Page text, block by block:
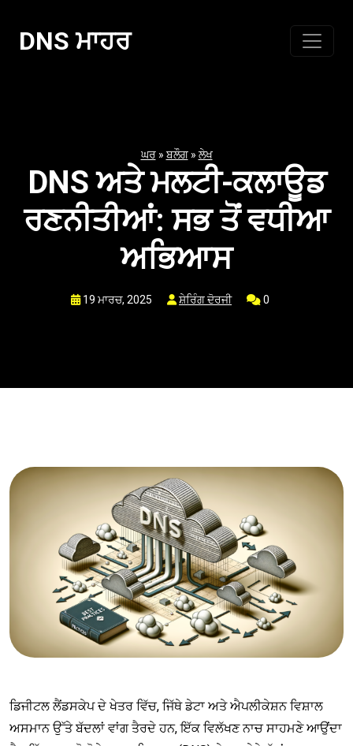
DNS ਮਾਹਰ
ਘਰ»ਬਲੌਗ»ਲੇਖ
DNS ਅਤੇ ਮਲਟੀ-ਕਲਾਊਡ
ਰਣਨੀਤੀਆਂ: ਸਭ ਤੋਂ ਵਧੀਆ
ਅਭਿਆਸ
19 ਮਾਰਚ, 2025 ਸ਼ੇਰਿੰਗ ਦੋਰਜੀ 0
ਡਿਜੀਟਲ ਲੈਂਡਸਕੇਪ ਦੇ ਖੇਤਰ ਵਿੱਚ, ਜਿੱਥੇ ਡੇਟਾ ਅਤੇ ਐਪਲੀਕੇਸ਼ਨ ਵਿਸ਼ਾਲ
ਅਸਮਾਨ ਉੱਤੇ ਬੱਦਲਾਂ ਵਾਂਗ ਤੈਰਦੇ ਹਨ, ਇੱਕ ਵਿਲੱਖਣ ਨਾਚ ਸਾਹਮਣੇ ਆਉਂਦਾ